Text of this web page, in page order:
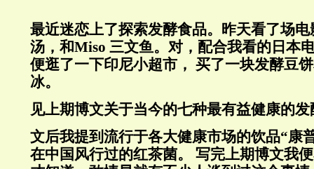
最近迷恋上了探索发酵食品。昨天看了场
汤，和Miso 三文鱼。对，配合我看的日本
便逛了一下印尼小超市， 买了一块发酵豆
冰。
见上期博文关于当今的七种最有益健康的
文后我提到流行于各大健康市场的饮品“康
在中国风行过的红茶菌。 写完上期博文我